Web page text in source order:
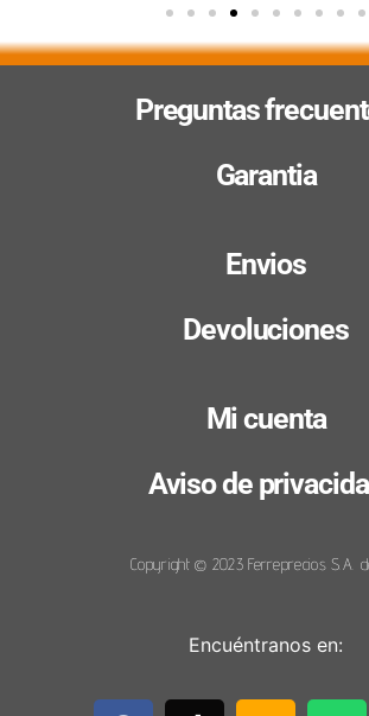
Preguntas
Garantia
Envios
Devoluciones
Mi cuenta
Aviso de
Copyright © 2023 Ferreprecios S.A.
Encuéntranos en: